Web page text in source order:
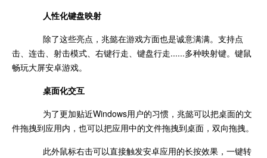
人性化键盘映射
除了这些亮点，兆懿在游戏方面也是诚意满满。支持点
击、连击、射击模式、右键行走、键盘行走......多种映射键。键鼠
畅玩大屏安卓游戏。
桌面化交互
为了更加贴近Windows用户的习惯，兆懿可以把桌面的文
件拖拽到应用内，也可以把应用中的文件拖拽到桌面，双向拖拽。
此外鼠标右击可以直接触发安卓应用的长按效果，一键转